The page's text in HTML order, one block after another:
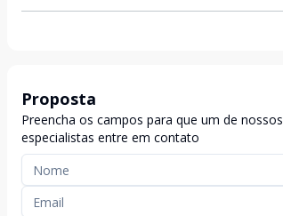
Proposta
Preencha os campos para que um de nossos
especialistas entre em contato